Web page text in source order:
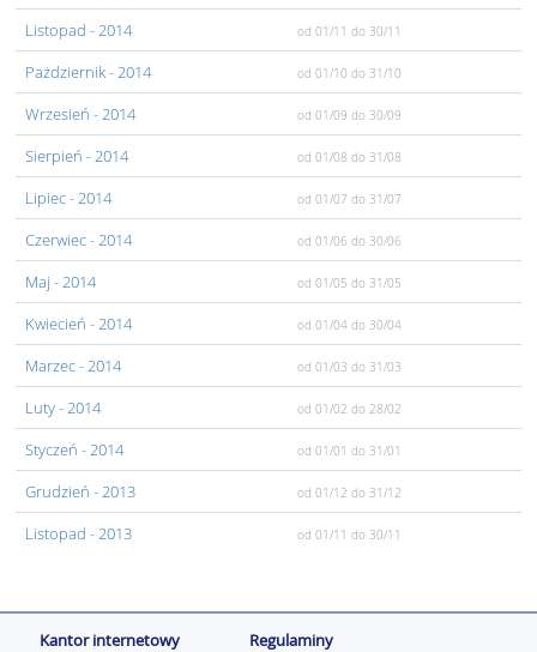
Listopad - 2014 od 01/11 do 30/11
Pażdziernik- 2014 od 01/10 do 31/10
Wrzesień - 2014 od 01/09 do 30/09
Sierpień - 2014 od 01/08 do 31/08
Lipiec- 2014 od 01/07 do 31/07
Czerwiec- 2014 od 01/06 do 30/06
Maj - 2014 od 01/05 do 31/05
Kwiecień - 2014 od 01/04 do 30/04
Marzec- 2014 od 01/03 do 31/03
Luty- 2014 od 01/02 do 28/02
Styczeń - 2014 od 01/01 do 31/01
Grudzień - 2013 od 01/12 do 31/12
Listopad - 2013 od 01/11 do 30/11
Kantor internetowy Regulaminy